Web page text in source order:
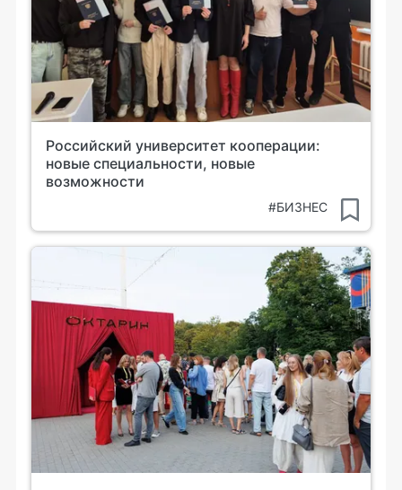
Российский университет кооперации:
новые специальности, новые
возможности
#БИЗНЕС